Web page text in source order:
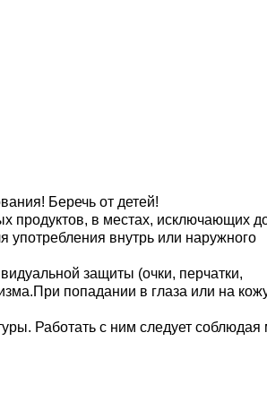
Беречь от детей!
продуктов, в местах, исключающих
внутрь или наружного
защиты (очки, перчатки,
попадании в глаза или на
Работать с ним следует